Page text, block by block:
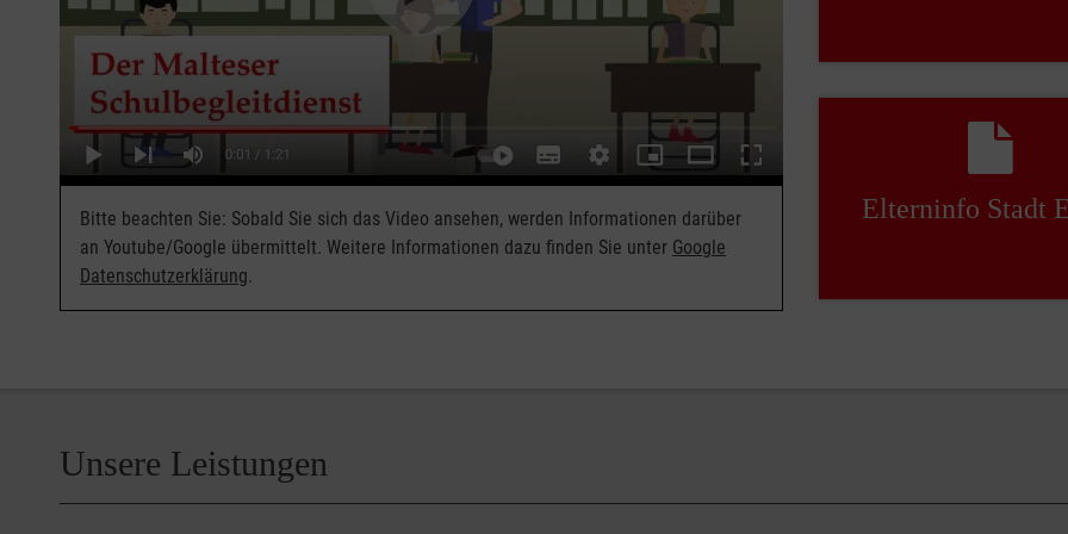
Bitte beachten Sie: Sobald Sie sich das Video ansehen, werden Informationen darüber
an Youtube/Google übermittelt. Weitere Informationen dazu finden Sie unter Google
Datenschutzerklärung.
Elterninfo Stadt
Unsere Leistungen